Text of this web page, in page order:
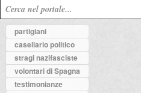
partigiani
casellario politico
stragi nazifasciste
volontari di Spagna
testimonianze